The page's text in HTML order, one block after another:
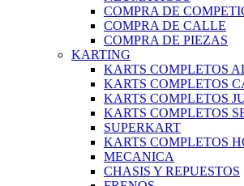
COMPRA DE
COMPRA DE CALLE
COMPRA DE PIEZAS
KARTING
KARTS COMPLETOS
KARTS COMPLETOS
KARTS COMPLETOS
KARTS COMPLETOS
SUPERKART
KARTS COMPLETOS
MECANICA
CHASIS Y REPUESTOS